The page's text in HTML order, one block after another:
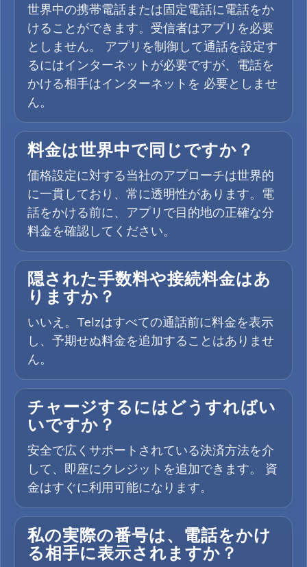
世界中の携帯電話または固定電話に電話をか
けることができます。受信者はアプリを必要
としません。 アプリを制御して通話を設定す
るにはインターネットが必要ですが、電話を
かける相手はインターネットを 必要としませ
ん。
料金は世界中で同じですか？
価格設定に対する当社のアプローチは世界的
に一貫しており、常に透明性があります。電
話をかける前に、アプリで目的地の正確な分
料金を確認してください。
隠された手数料や接続料金はあ
りますか？
いいえ。Telzはすべての通話前に料金を表示
し、予期せぬ料金を追加することはありませ
ん。
チャージするにはどうすればい
いですか？
安全で広くサポートされている決済方法を介
して、即座にクレジットを追加できます。 資
金はすぐに利用可能になります。
私の実際の番号は、電話をかけ
る相手に表示されますか？